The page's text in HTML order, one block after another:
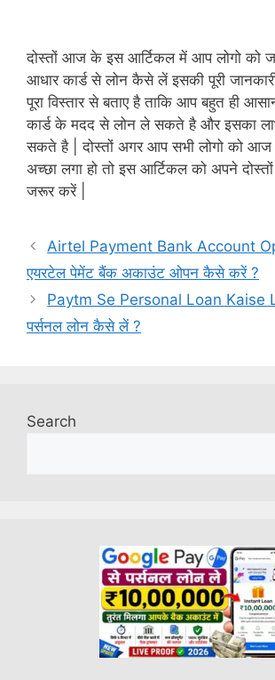
दोस्तों आज के इस आर्टिकल में आप लोगो को
आधार कार्ड से लोन कैसे लें इसकी पूरी
पूरा विस्तार से बताए है ताकि आप बहुत ही
कार्ड के मदद से लोन ले सकते है और इसका
सकते है | दोस्तों अगर आप सभी लोगो को आज
अच्छा लगा हो तो इस आर्टिकल को अपने
जरूर करें |
Airtel Payment Bank Account
एयरटेल पेमेंट बैंक अकाउंट ओपन कैसे करें ?
Paytm Se Personal Loan Kaise
पर्सनल लोन कैसे लें ?
Search